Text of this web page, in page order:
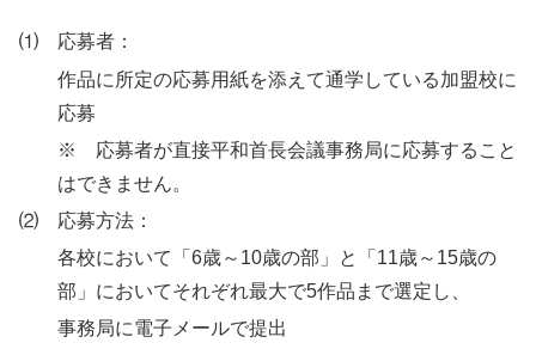
⑴ 応募者：
作品に所定の応募用紙を添えて通学している加盟校に
応募
※ 応募者が直接平和首長会議事務局に応募すること
はできません。
⑵ 応募方法：
各校において「6歳～10歳の部」と「11歳～15歳の
部」においてそれぞれ最大で5作品まで選定し、
事務局に電子メールで提出